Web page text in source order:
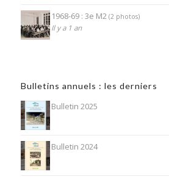
1968-69 : 3e M2 (2 photos)
Il y a 1 an
Bulletins annuels : les derniers
Bulletin 2025
Bulletin 2024